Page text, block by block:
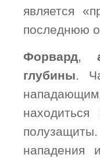
является
последнюю
Форвард,
глубины.
нападения